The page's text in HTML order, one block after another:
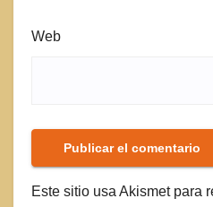
Web
Este sitio usa Akismet para